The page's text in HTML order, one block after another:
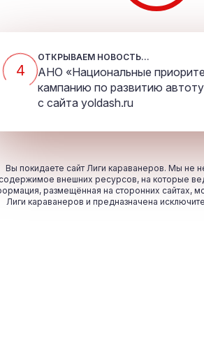
4
ОТКРЫВАЕМ НОВОСТЬ...
АНО «Национальные
кампанию по развитию
с сайта yoldash.ru
Вы покидаете сайт Лиги караванеров. Мы не
внешних ресурсов, на которые
размещённая на сторонних сайтах,
Лиги караванеров и предназначена